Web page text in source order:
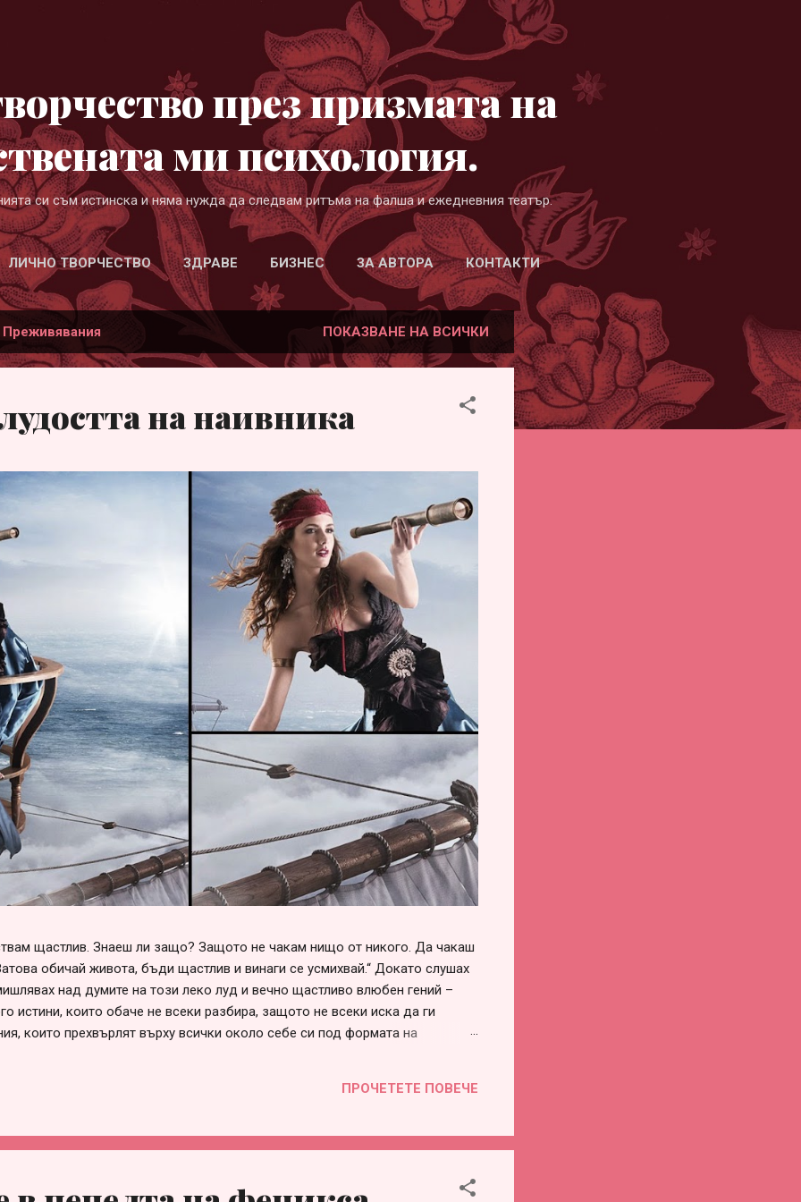
през призмата на
ми психология.
си съм истинска и няма нужда да следвам ритъма на фалша и ежедневния театър.
ЛИЧНО ТВОРЧЕСТВО ЗДРАВЕ БИЗНЕС ЗА АВТОРА КОНТАКТИ
Преживявания ПОКАЗВАНЕ НА ВСИЧКИ
на наивника
щастлив. Знаеш ли защо? Защото не чакам нищо от никого. Да чакаш
обичай живота, бъди щастлив и винаги се усмихвай.“ Докато слушах
над думите на този леко луд и вечно щастливо влюбен гений –
истини, които обаче не всеки разбира, защото не всеки иска да ги
които прехвърлят върху всички около себе си под формата на
сърцето си. Така или иначе, болка във взаимоотношенията винаги има –
различна призма и личностна мотивация, за която няма своевременна
проста – когато един човек не събира смелост да заяви се...
ПРОЧЕТЕТЕ ПОВЕЧЕ